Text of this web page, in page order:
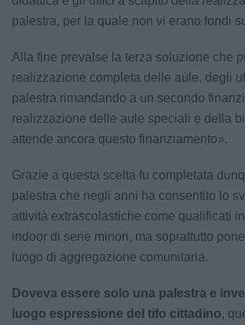
palestra, per la quale non vi erano fondi
Alla fine prevalse la terza soluzione che
realizzazione completa delle aule, degli
palestra rimandando a un secondo
realizzazione delle aule speciali e della
attende ancora questo finanziamento».
Grazie a questa scelta fu completata
palestra che negli anni ha consentito lo
attività extrascolastiche come qualificati
indoor di serie minori, ma soprattutto
luogo di aggregazione comunitaria.
Doveva essere solo una palestra e
luogo espressione del tifo cittadino,